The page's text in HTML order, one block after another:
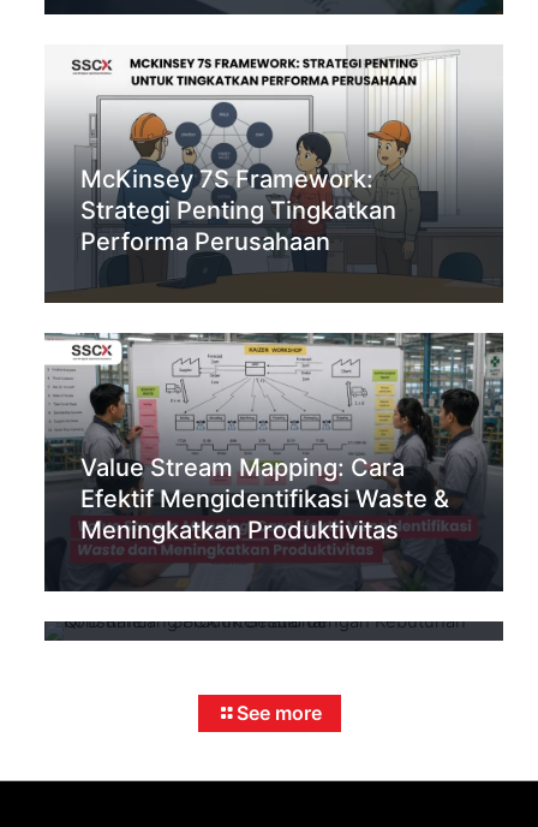
McKinsey 7S Framework:
Strategi Penting Tingkatkan
Performa Perusahaan
Value Stream Mapping: Cara
Efektif Mengidentifikasi Waste &
Meningkatkan Produktivitas
Quality Function Deployment
(QFD): Rancang Produk Sesuai
dengan Kebutuhan Konsumen
See more